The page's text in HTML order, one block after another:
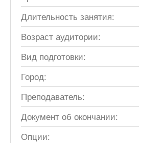
Длительность занятия:
Возраст аудитории:
Вид подготовки:
Город:
Преподаватель:
Документ об окончании:
Опции: